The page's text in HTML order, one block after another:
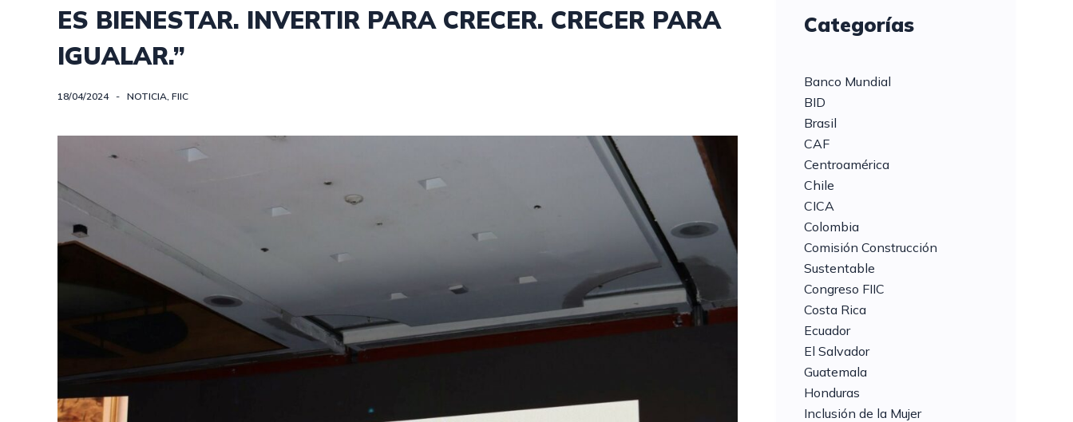
ES BIENESTAR. INVERTIR PARA CRECER. CRECER PARA
IGUALAR.”
18/04/2024 NOTICIA, FIIC
Categorías
Banco Mundial
BID
Brasil
CAF
Centroamérica
Chile
CICA
Colombia
Comisión Construcción
Sustentable
Congreso FIIC
Costa Rica
Ecuador
El Salvador
Guatemala
Honduras
Inclusión de la Mujer